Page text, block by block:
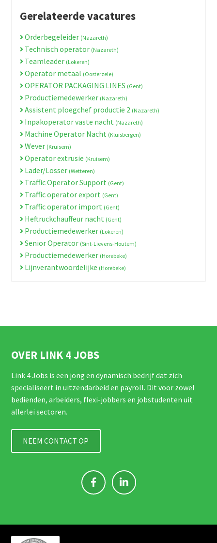
Gerelateerde vacatures
Orderbegeleider (Nazareth)
Technisch operator (Nazareth)
Teamleader (Lokeren)
Operator metaal (Oosterzele)
OPERATOR PACKAGING LINES (Gent)
Productiemedewerker (Nazareth)
Assistent ploegchef productie 2 (Nazareth)
Inpakoperator vaste nacht (Nazareth)
Machine Operator Nacht (Kluisbergen)
Wever (Kruisem)
Operator extrusie (Kruisem)
Lader/Losser (Wetteren)
Traffic Operator Support (Gent)
Traffic operator export (Gent)
Traffic operator import (Gent)
Heftruckchauffeur nacht (Gent)
Productiemedewerker (Lokeren)
Senior Operator (Sint-Lievens-Houtem)
Productiemedewerker (Horebeke)
Lijnverantwoordelijke (Horebeke)
OVER LINK 4 JOBS
Link 4 Jobs is een jong en dynamisch bedrijf dat zich
specialiseert in uitzendarbeid en payroll. Dit voor zowel
bedienden, arbeiders, flexi-jobbers en jobstudenten uit
allerlei sectoren.
NEEM CONTACT OP